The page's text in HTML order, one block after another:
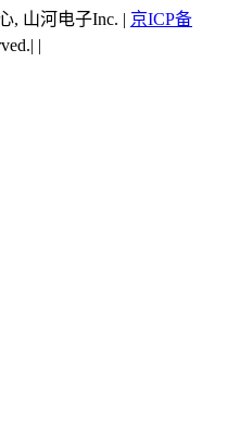
, 山河电子Inc. | 京ICP备
|